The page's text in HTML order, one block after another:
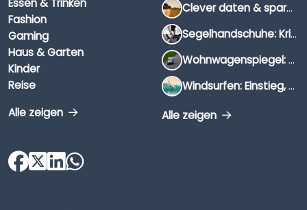
Essen & Trinken
Fashion
Gaming
Haus & Garten
Kinder
Reise
Alle zeigen
Clever daten & sparen: So findest du die besten Deals für Dates und Unternehmungen
Segelhandschuhe: Kriterien, Materialien & Tipps
Wohnwagenspiegel: Auswahl, Preise & Montage
Windsurfen: Einstieg, Ausrüstung & Tipps
Alle zeigen